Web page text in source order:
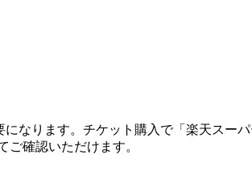
なります。チケット購入で「楽天スー
確認いただけます。